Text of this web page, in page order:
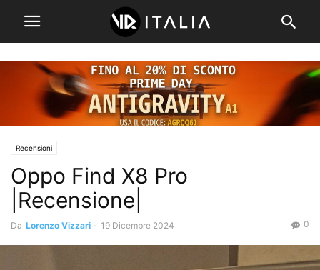
Recensioni
Oppo Find X8 Pro
|Recensione|
Da Lorenzo Vizzari - 19 Dicembre 2024 0